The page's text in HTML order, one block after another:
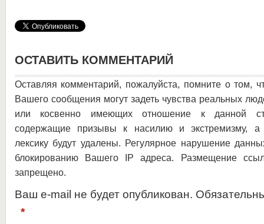
ОСТАВИТЬ КОММЕНТАРИЙ
Оставляя комментарий, пожалуйста, помните о том,
Вашего сообщения могут задеть чувства реальных
или косвенно имеющих отношение к данной
содержащие призывы к насилию и экстремизму, а
лексику будут удалены. Регулярное нарушение
блокированию Вашего IP адреса. Размещение
запрещено.
Ваш e-mail не будет опубликован.
*